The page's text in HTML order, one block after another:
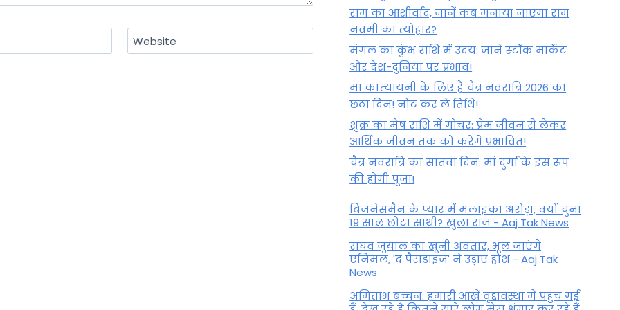
Website
राम का आशीर्वाद, जानें कब मनाया जाएगा राम
नवमी का त्योहार?
मंगल का कुंभ राशि में उदय: जानें स्‍टॉक मार्केट
और देश-दुनिया पर प्रभाव!
मां कात्‍यायनी के लिए है चैत्र नवरात्रि 2026 का
छठा दिन! नोट कर लें तिथि!
शुक्र का मेष राशि में गोचर: प्रेम जीवन से लेकर
आर्थिक जीवन तक को करेंगे प्रभावित!
चैत्र नवरात्रि का सातवां दिन: मां दुर्गा के इस रूप
की होगी पूजा!
बिजनेसमैन के प्यार में मलाइका अरोड़ा, क्यों चुना
19 साल छोटा साथी? खुला राज - Aaj Tak News
राघव जुयाल का खूनी अवतार, भूल जाएंगे
एनिमल, 'द पैराडाइज' ने उड़ाए होश - Aaj Tak
News
अमिताभ बच्चन: हमारी आंखें वृद्दावस्था में पहुंच गई